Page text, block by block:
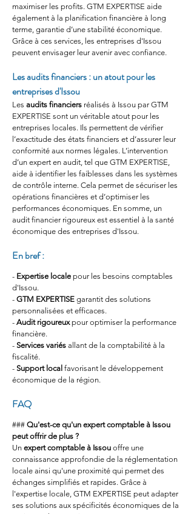
maximiser les profits. GTM EXPERTISE aide
également à la planification financière à long
terme, garantie d’une stabilité économique.
Grâce à ces services, les entreprises d'Issou
peuvent envisager leur avenir avec confiance.
Les audits financiers : un atout pour les
entreprises d'Issou
Les audits financiers réalisés à Issou par GTM
EXPERTISE sont un véritable atout pour les
entreprises locales. Ils permettent de vérifier
l’exactitude des états financiers et d’assurer leur
conformité aux normes légales. L’intervention
d’un expert en audit, tel que GTM EXPERTISE,
aide à identifier les faiblesses dans les systèmes
de contrôle interne. Cela permet de sécuriser les
opérations financières et d’optimiser les
performances économiques. En somme, un
audit financier rigoureux est essentiel à la santé
économique des entreprises d'Issou.
En bref :
- Expertise locale pour les besoins comptables
d'Issou.
- GTM EXPERTISE garantit des solutions
personnalisées et efficaces.
- Audit rigoureux pour optimiser la performance
financière.
- Services variés allant de la comptabilité à la
fiscalité.
- Support local favorisant le développement
économique de la région.
FAQ
### Qu'est-ce qu'un expert comptable à Issou
peut offrir de plus ?
Un expert comptable à Issou offre une
connaissance approfondie de la réglementation
locale ainsi qu'une proximité qui permet des
échanges simplifiés et rapides. Grâce à
l'expertise locale, GTM EXPERTISE peut adapter
ses solutions aux spécificités économiques de la